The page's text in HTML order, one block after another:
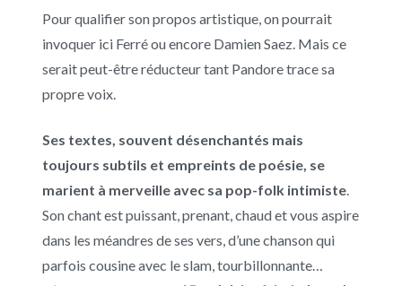
Pour qualifier son propos artistique, on pourrait
invoquer ici Ferré ou encore Damien Saez. Mais ce
serait peut-être réducteur tant Pandore trace sa
propre voix.
Ses textes, souvent désenchantés mais
toujours subtils et empreints de poésie, se
marient à merveille avec sa pop-folk intimiste
Son chant est puissant, prenant, chaud et vous aspire
dans les méandres de ses vers, d’une chanson qui
parfois cousine avec le slam, tourbillonnante…